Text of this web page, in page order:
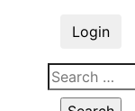
Login